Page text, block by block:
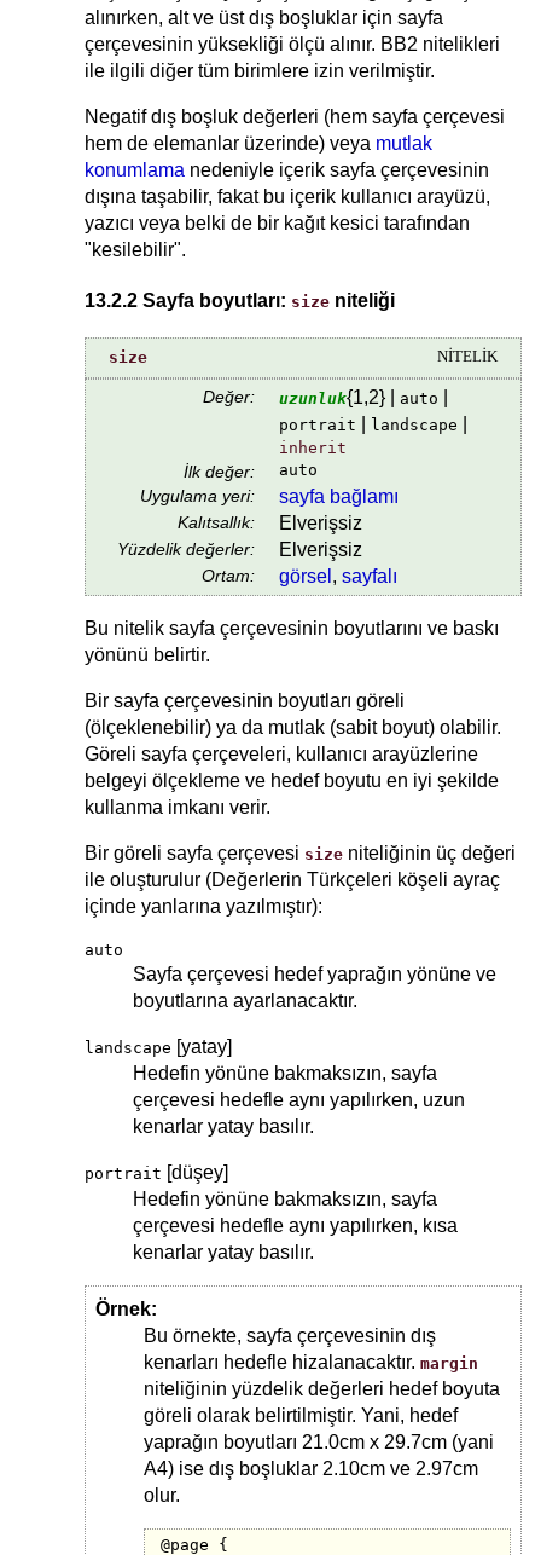
alınırken, alt ve üst dış boşluklar için sayfa
çerçevesinin yüksekliği ölçü alınır. BB2 nitelikleri
ile ilgili diğer tüm birimlere izin verilmiştir.
Negatif dış boşluk değerleri (hem sayfa çerçevesi
hem de elemanlar üzerinde) veya mutlak
konumlama nedeniyle içerik sayfa çerçevesinin
dışına taşabilir, fakat bu içerik kullanıcı arayüzü,
yazıcı veya belki de bir kağıt kesici tarafından
"kesilebilir".
13.2.2 Sayfa boyutları: size niteliği
size NİTELİK
Değer: uzunluk{1,2} | auto
portrait landscape
inherit
İlk değer: auto
Uygulama yeri: sayfa bağlamı
Kalıtsallık: Elverişsiz
Yüzdelik değerler: Elverişsiz
Ortam: görsel , sayfalı
Bu nitelik sayfa çerçevesinin boyutlarını ve baskı
yönünü belirtir.
Bir sayfa çerçevesinin boyutları göreli
(ölçeklenebilir) ya da mutlak (sabit boyut) olabilir.
Göreli sayfa çerçeveleri, kullanıcı arayüzlerine
belgeyi ölçekleme ve hedef boyutu en iyi şekilde
kullanma imkanı verir.
Bir göreli sayfa çerçevesi size niteliğinin üç değeri
ile oluşturulur (Değerlerin Türkçeleri köşeli ayraç
içinde yanlarına yazılmıştır):
auto
Sayfa çerçevesi hedef yaprağın yönüne ve
boyutlarına ayarlanacaktır.
landscape [yatay]
Hedefin yönüne bakmaksızın, sayfa
çerçevesi hedefle aynı yapılırken, uzun
kenarlar yatay basılır.
portrait [düşey]
Hedefin yönüne bakmaksızın, sayfa
çerçevesi hedefle aynı yapılırken, kısa
kenarlar yatay basılır.
Örnek:
Bu örnekte, sayfa çerçevesinin dış
kenarları hedefle hizalanacaktır. margin
niteliğinin yüzdelik değerleri hedef boyuta
göreli olarak belirtilmiştir. Yani, hedef
yaprağın boyutları 21.0cm x 29.7cm (yani
A4) ise dış boşluklar 2.10cm ve 2.97cm
olur.
@page {